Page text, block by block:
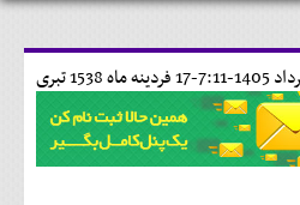
17 فردينه ماه 1538 تبری